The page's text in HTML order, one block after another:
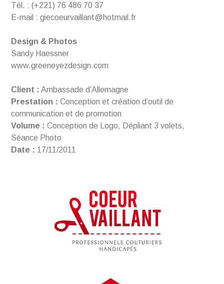
Tél. : (+221) 76 486 70 37
E-mail : giecoeurvaillant@hotmail.fr
Design & Photos
Sandy Haessner
www.greeneyezdesign.com
Client : Ambassade d’Allemagne
Prestation : Conception et création d’outil de
communication et de promotion
Volume : Conception de Logo, Dépliant 3 volets,
Séance Photo
Date : 17/11/2011